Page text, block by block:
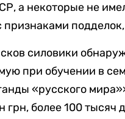
а некоторые не
признаками
силовики
при обучении в
«русского
грн, более 100